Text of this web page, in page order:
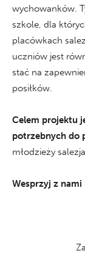
wychowanków.
szkole, dla
placówkach
uczniów jest
stać na
posiłków.
Celem projektu
potrzebnych do
młodzieży
Wesprzyj z nami